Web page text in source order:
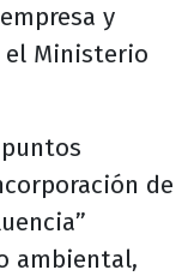
y
Ministerio
de
ambiental,